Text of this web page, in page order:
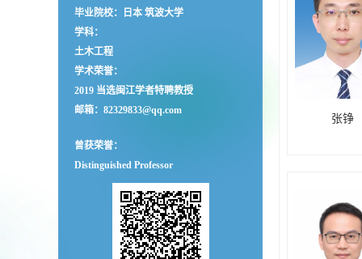
毕业院校：日本 筑波大学
学科：
土木工程
学术荣誉：
2019 当选闽江学者特聘教授
邮箱： 82329833@qq.com
曾获荣誉：
Distinguished Professor
张铮